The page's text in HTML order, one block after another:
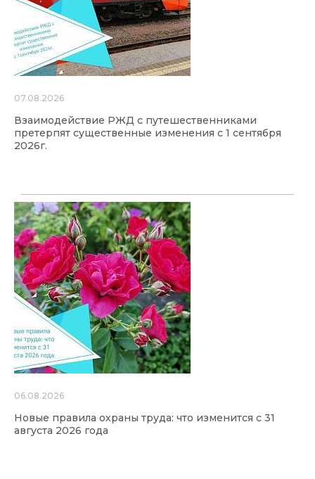
07.08.2026
Взаимодействие РЖД с путешественниками
претерпят существенные изменения с 1 сентября
2026г.
06.08.2026
Новые правила охраны труда: что изменится с 31
августа 2026 года